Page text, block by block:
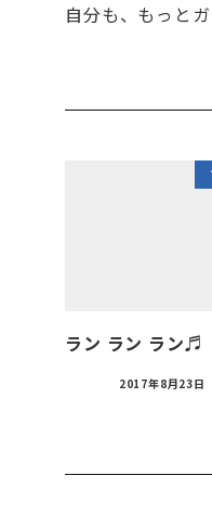
自分も、もっと
ラン ラン ラン♬
2017年8月23日